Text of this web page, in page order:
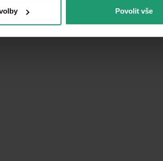
Povolit vše
Otevírací